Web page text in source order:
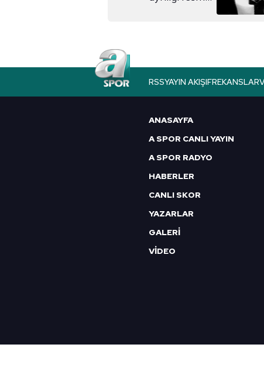
RSSYAYIN AKIŞIFREKANSLAR
ANASAYFA
A SPOR CANLI YAYIN
A SPOR RADYO
HABERLER
CANLI SKOR
YAZARLAR
GALERİ
VİDEO